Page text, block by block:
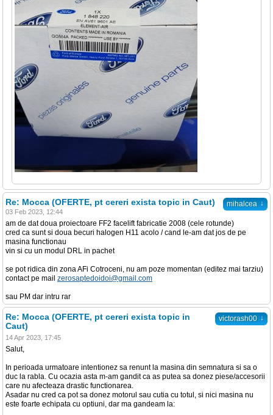
mihalcea ↓
Re: Mocca (OFERTE, pt cereri exista topic in Caut)
03 Feb 2023, 12:44
am de dat doua proiectoare FF2 facelift fabricatie 2008 (cele rotunde)
cred ca sunt si doua becuri halogen H11 acolo / cand le-am dat jos de pe
masina functionau
vin si cu un modul DRL in pachet
se pot ridica din zona AFi Cotroceni, nu am poze momentan (editez mai tarziu)
contact pe mail zerosaptedoidoi@gmail.com
sau PM dar intru rar
victorash00 ↓
Re: Mocca (OFERTE, pt cereri exista topic in
Caut)
14 Apr 2023, 17:45
Salut,
In perioada urmatoare intentionez sa renunt la masina din semnatura si sa o
duc la rabla. Cu ocazia asta m-am gandit ca as putea sa donez piese/accesorii
care nu afecteaza drastic functionarea.
Asadar nu cred ca pot sa donez motorul sau cutia cu totul, si nici masina nu
este foarte echipata cu optiuni, dar ma gandeam la: